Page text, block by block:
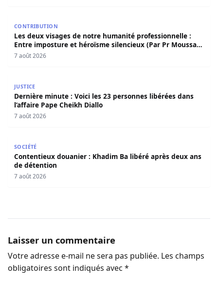
CONTRIBUTION
Les deux visages de notre humanité professionnelle :
Entre imposture et héroïsme silencieux (Par Pr Moussa
Seydi)
7 août 2026
JUSTICE
Dernière minute : Voici les 23 personnes libérées dans
l’affaire Pape Cheikh Diallo
7 août 2026
SOCIÉTÉ
Contentieux douanier : Khadim Ba libéré après deux ans
de détention
7 août 2026
Laisser un commentaire
Votre adresse e-mail ne sera pas publiée. Les champs
obligatoires sont indiqués avec *